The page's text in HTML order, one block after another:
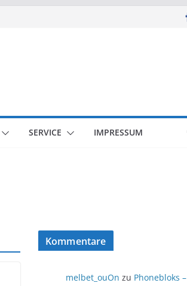
SERVICE IMPRESSUM
Kommentare
melbet_ouOn zu Phonebloks –